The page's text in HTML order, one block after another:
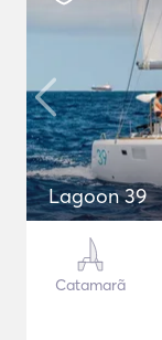
Lagoon 39
Catamarã